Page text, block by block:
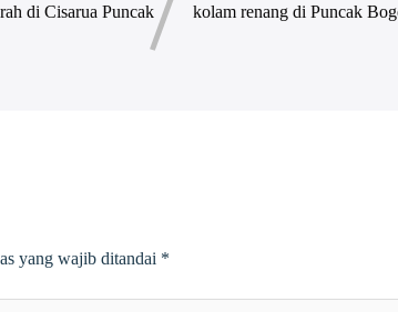
di Cisarua Puncak
kolam renang di Puncak
yang wajib ditandai *